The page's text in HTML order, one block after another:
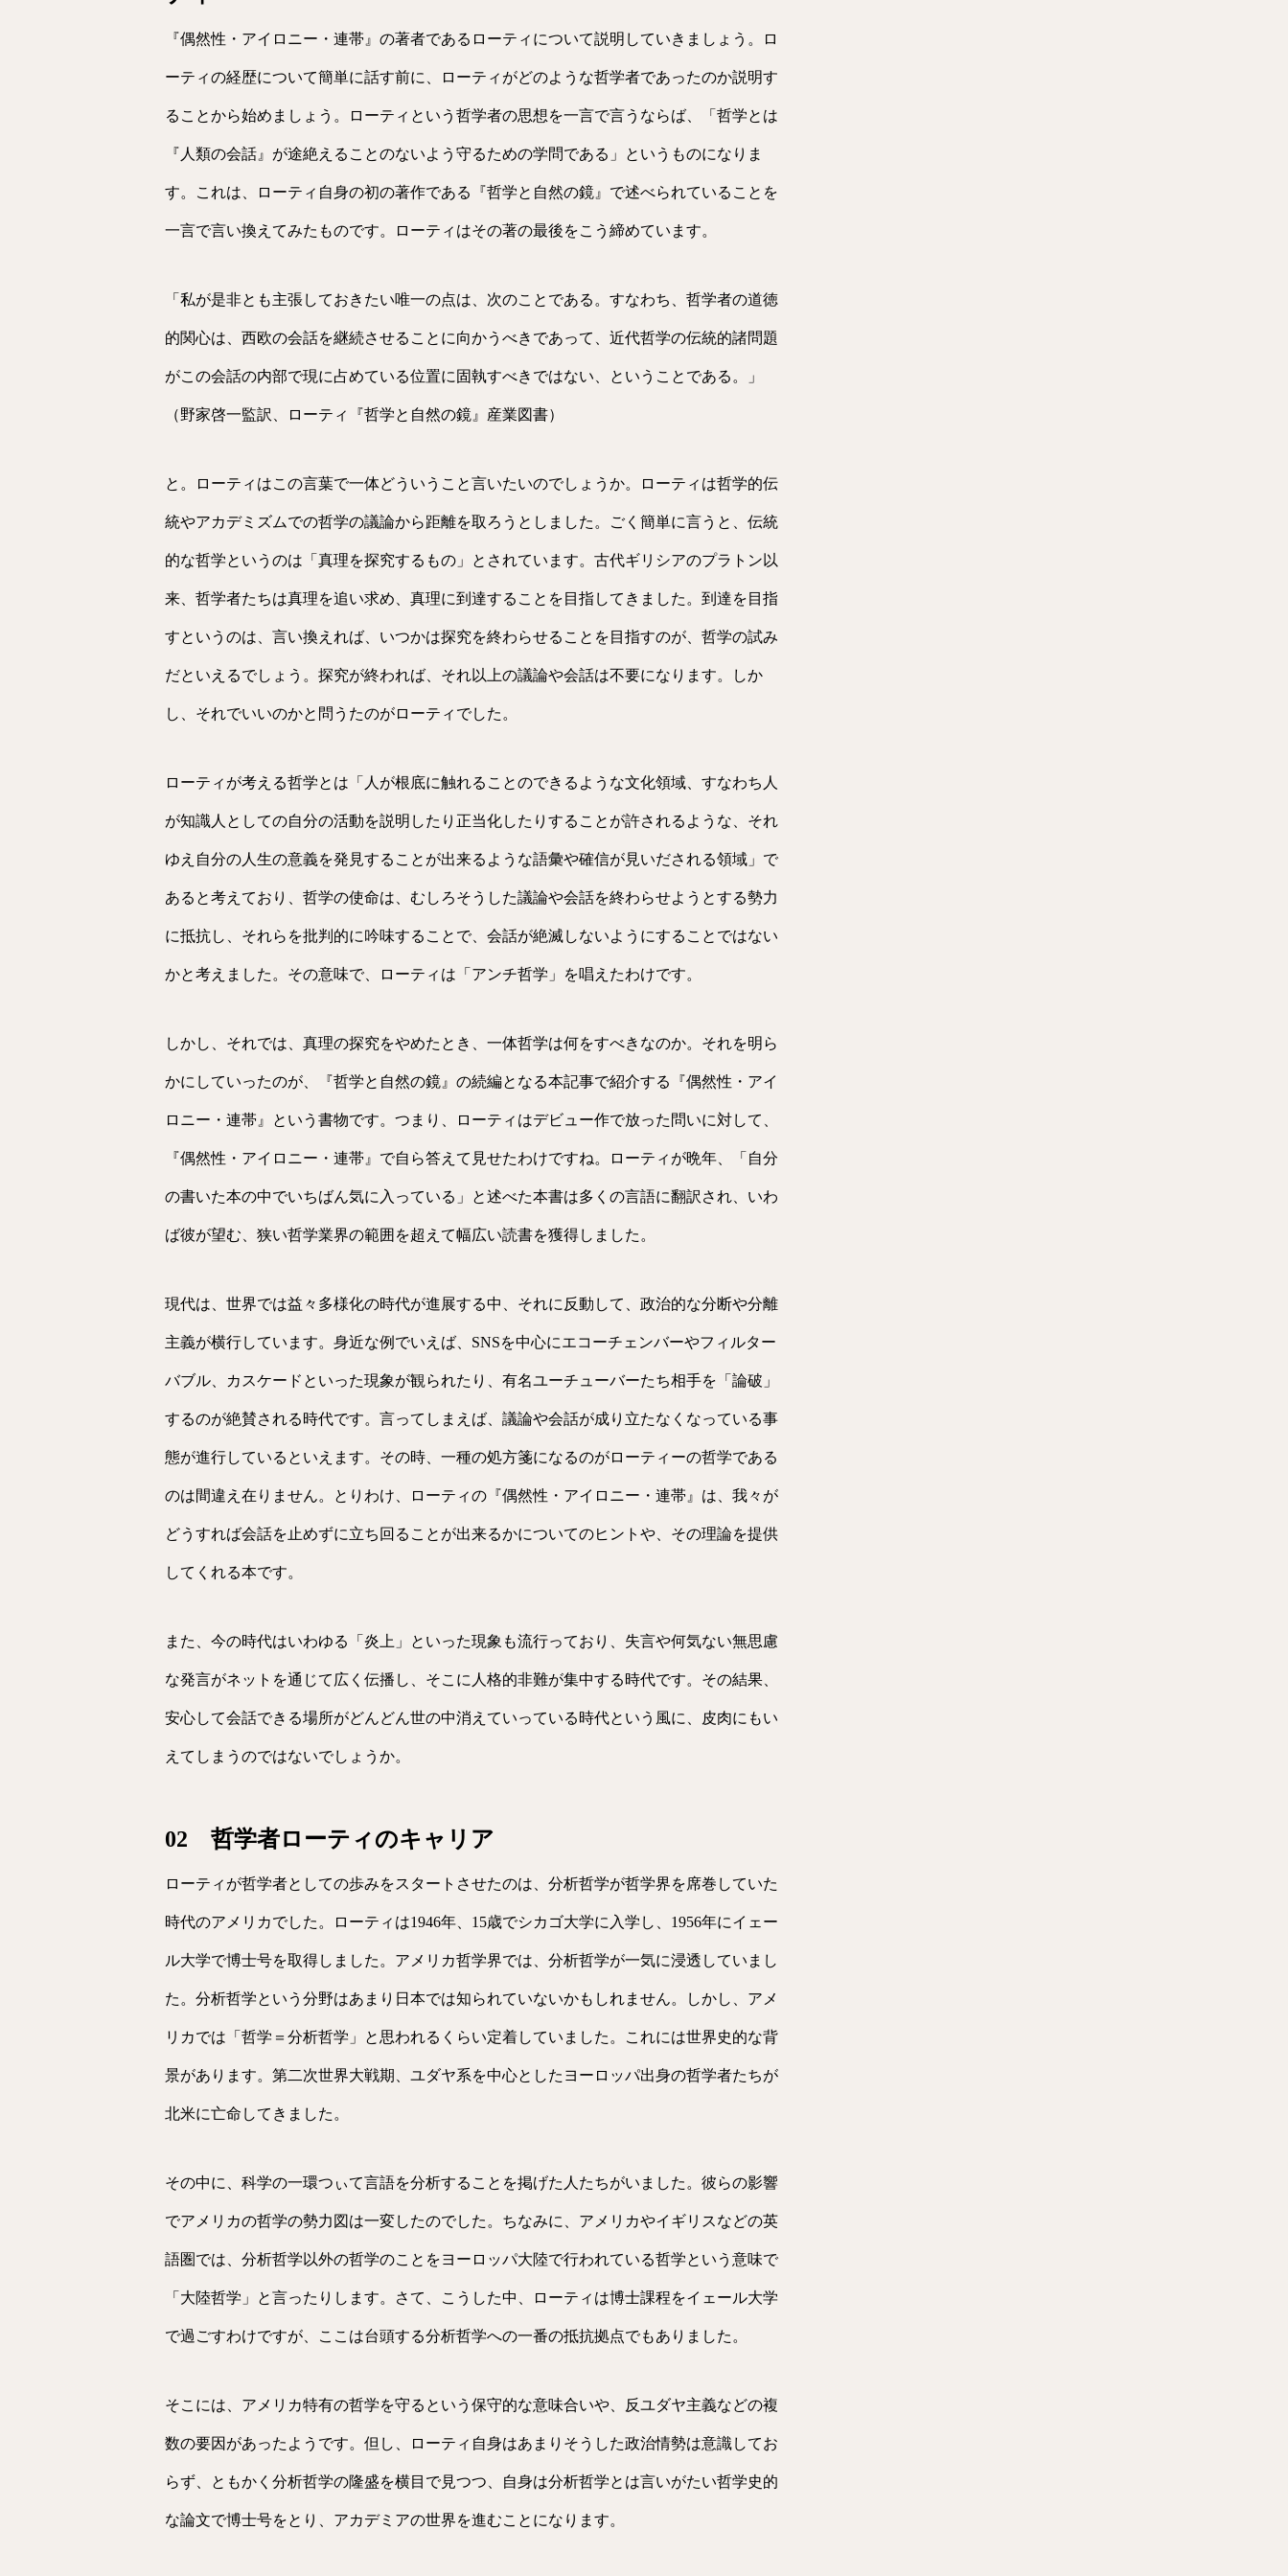
『偶然性・アイロニー・連帯』の著者であるローティについて説明していきましょう。ロ
ーティの経歴について簡単に話す前に、ローティがどのような哲学者であったのか説明す
ることから始めましょう。ローティという哲学者の思想を一言で言うならば、「哲学とは
『人類の会話』が途絶えることのないよう守るための学問である」というものになりま
す。これは、ローティ自身の初の著作である『哲学と自然の鏡』で述べられていることを
一言で言い換えてみたものです。ローティはその著の最後をこう締めています。
「私が是非とも主張しておきたい唯一の点は、次のことである。すなわち、哲学者の道徳
的関心は、西欧の会話を継続させることに向かうべきであって、近代哲学の伝統的諸問題
がこの会話の内部で現に占めている位置に固執すべきではない、ということである。」
（野家啓一監訳、ローティ『哲学と自然の鏡』産業図書）
と。ローティはこの言葉で一体どういうこと言いたいのでしょうか。ローティは哲学的伝
統やアカデミズムでの哲学の議論から距離を取ろうとしました。ごく簡単に言うと、伝統
的な哲学というのは「真理を探究するもの」とされています。古代ギリシアのプラトン以
来、哲学者たちは真理を追い求め、真理に到達することを目指してきました。到達を目指
すというのは、言い換えれば、いつかは探究を終わらせることを目指すのが、哲学の試み
だといえるでしょう。探究が終われば、それ以上の議論や会話は不要になります。しか
し、それでいいのかと問うたのがローティでした。
ローティが考える哲学とは「人が根底に触れることのできるような文化領域、すなわち人
が知識人としての自分の活動を説明したり正当化したりすることが許されるような、それ
ゆえ自分の人生の意義を発見することが出来るような語彙や確信が見いだされる領域」で
あると考えており、哲学の使命は、むしろそうした議論や会話を終わらせようとする勢力
に抵抗し、それらを批判的に吟味することで、会話が絶滅しないようにすることではない
かと考えました。その意味で、ローティは「アンチ哲学」を唱えたわけです。
しかし、それでは、真理の探究をやめたとき、一体哲学は何をすべきなのか。それを明ら
かにしていったのが、『哲学と自然の鏡』の続編となる本記事で紹介する『偶然性・アイ
ロニー・連帯』という書物です。つまり、ローティはデビュー作で放った問いに対して、
『偶然性・アイロニー・連帯』で自ら答えて見せたわけですね。ローティが晩年、「自分
の書いた本の中でいちばん気に入っている」と述べた本書は多くの言語に翻訳され、いわ
ば彼が望む、狭い哲学業界の範囲を超えて幅広い読書を獲得しました。
現代は、世界では益々多様化の時代が進展する中、それに反動して、政治的な分断や分離
主義が横行しています。身近な例でいえば、SNSを中心にエコーチェンバーやフィルター
バブル、カスケードといった現象が観られたり、有名ユーチューバーたち相手を「論破」
するのが絶賛される時代です。言ってしまえば、議論や会話が成り立たなくなっている事
態が進行しているといえます。その時、一種の処方箋になるのがローティーの哲学である
のは間違え在りません。とりわけ、ローティの『偶然性・アイロニー・連帯』は、我々が
どうすれば会話を止めずに立ち回ることが出来るかについてのヒントや、その理論を提供
してくれる本です。
また、今の時代はいわゆる「炎上」といった現象も流行っており、失言や何気ない無思慮
な発言がネットを通じて広く伝播し、そこに人格的非難が集中する時代です。その結果、
安心して会話できる場所がどんどん世の中消えていっている時代という風に、皮肉にもい
えてしまうのではないでしょうか。
02 哲学者ローティのキャリア
ローティが哲学者としての歩みをスタートさせたのは、分析哲学が哲学界を席巻していた
時代のアメリカでした。ローティは1946年、15歳でシカゴ大学に入学し、1956年にイェー
ル大学で博士号を取得しました。アメリカ哲学界では、分析哲学が一気に浸透していまし
た。分析哲学という分野はあまり日本では知られていないかもしれません。しかし、アメ
リカでは「哲学＝分析哲学」と思われるくらい定着していました。これには世界史的な背
景があります。第二次世界大戦期、ユダヤ系を中心としたヨーロッパ出身の哲学者たちが
北米に亡命してきました。
その中に、科学の一環つぃて言語を分析することを掲げた人たちがいました。彼らの影響
でアメリカの哲学の勢力図は一変したのでした。ちなみに、アメリカやイギリスなどの英
語圏では、分析哲学以外の哲学のことをヨーロッパ大陸で行われている哲学という意味で
「大陸哲学」と言ったりします。さて、こうした中、ローティは博士課程をイェール大学
で過ごすわけですが、ここは台頭する分析哲学への一番の抵抗拠点でもありました。
そこには、アメリカ特有の哲学を守るという保守的な意味合いや、反ユダヤ主義などの複
数の要因があったようです。但し、ローティ自身はあまりそうした政治情勢は意識してお
らず、ともかく分析哲学の隆盛を横目で見つつ、自身は分析哲学とは言いがたい哲学史的
な論文で博士号をとり、アカデミアの世界を進むことになります。